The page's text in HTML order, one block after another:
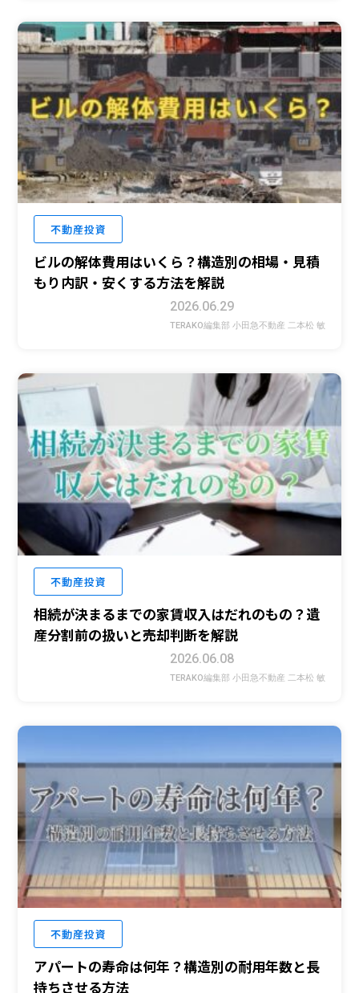
不動産投資
ビルの解体費用はいくら？構造別の相場・見積
もり内訳・安くする方法を解説
2026.06.29
TERAKO編集部 小田急不動産 二本松 敏
不動産投資
相続が決まるまでの家賃収入はだれのもの？遺
産分割前の扱いと売却判断を解説
2026.06.08
TERAKO編集部 小田急不動産 二本松 敏
不動産投資
アパートの寿命は何年？構造別の耐用年数と長
持ちさせる方法